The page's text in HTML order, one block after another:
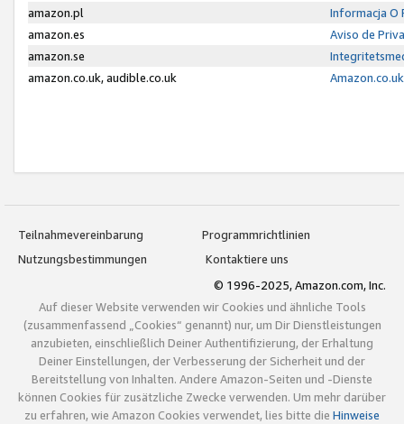
amazon.pl
Informacja O
amazon.es
Aviso de
amazon.se
amazon.co.uk, audible.co.uk
Teilnahmevereinbarung
Programmrichtlinien
Nutzungsbestimmungen
Kontaktiere uns
© 1996-2025, Amazon.com, Inc.
Auf dieser Website verwenden wir Cookies und ähnliche Tools
(zusammenfassend „Cookies“ genannt) nur, um Dir Dienstleistungen
anzubieten, einschließlich Deiner Authentifizierung, der Erhaltung
Deiner Einstellungen, der Verbesserung der Sicherheit und der
Bereitstellung von Inhalten. Andere Amazon-Seiten und -Dienste
können Cookies für zusätzliche Zwecke verwenden. Um mehr darüber
zu erfahren, wie Amazon Cookies verwendet, lies bitte die Hinweise